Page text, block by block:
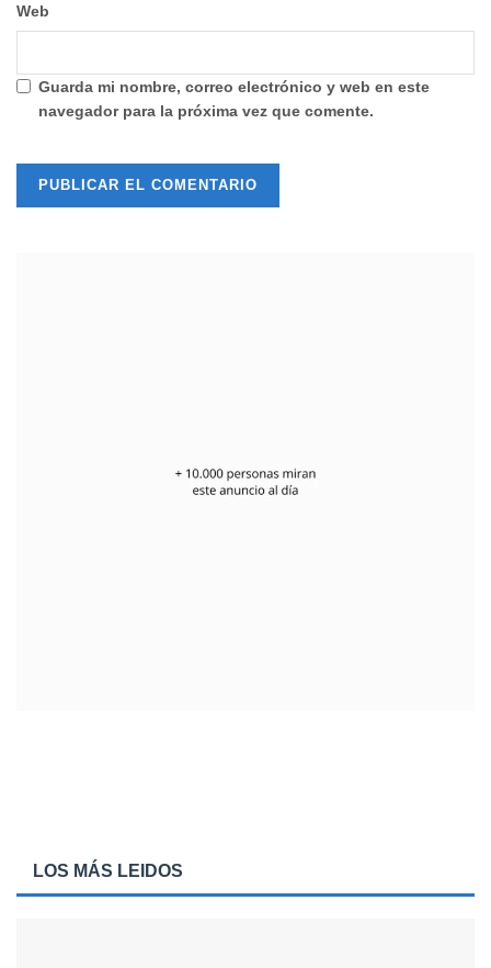
Web
Guarda mi nombre, correo electrónico y web en este
navegador para la próxima vez que comente.
LOS MÁS LEIDOS